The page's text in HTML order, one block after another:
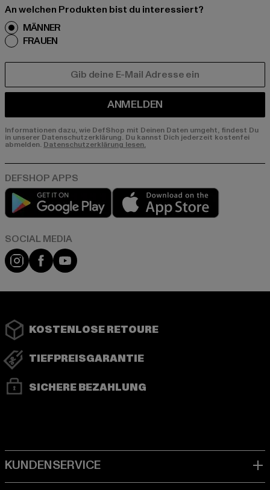
An welchen Produkten bist du interessiert?
MÄNNER
FRAUEN
ANMELDEN
Informationen dazu, wie DefShop mit Deinen Daten umgeht, findest Du
in unserer Datenschutzerklärung. Du kannst Dich jederzeit kostenfei
abmelden. Datenschutzerklärung lesen.
Play market
Instagram
FacebookYouTube
KOSTENLOSE RETOURE
TIEFPREISGARANTIE
SICHERE BEZAHLUNG